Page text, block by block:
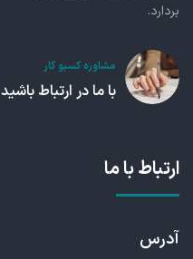
بردارد.
مشاوره کسبو کار
با ما در ارتباط باشید
ارتباط با ما
آدرس